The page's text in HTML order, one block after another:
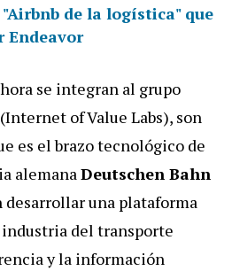
de la logística" que
Endeavor
se integran al grupo
(Internet of Value Labs), son
es el brazo tecnológico de
alemanaDeutschen Bahn
desarrollar una plataforma
del transporte
y la información